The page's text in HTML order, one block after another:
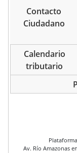
Contacto
Ciudadano
Calendario
tributario
pie de
Av. Río Amazonas